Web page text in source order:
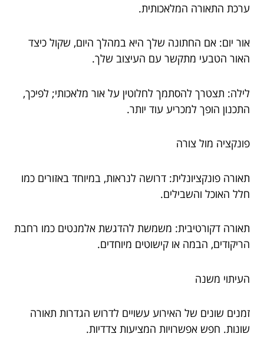
ערכת התאורה המלאכותית.
אור יום: אם החתונה שלך היא במהלך היום, שקול כיצד
האור הטבעי מתקשר עם העיצוב שלך.
לילה: תצטרך להסתמך לחלוטין על אור מלאכותי; לפיכך,
התכנון הופך למכריע עוד יותר.
פונקציה מול צורה
תאורה פונקציונלית: דרושה לנראות, במיוחד באזורים כמו
חלל האוכל והשבילים.
תאורה דקורטיבית: משמשת להדגשת אלמנטים כמו רחבת
הריקודים, הבמה או קישוטים מיוחדים.
העיתוי משנה
זמנים שונים של האירוע עשויים לדרוש הגדרות תאורה
שונות. חפש אפשרויות המציעות צדדיות.